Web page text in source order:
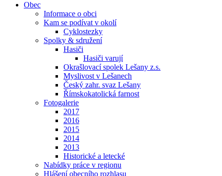
Obec
Informace o obci
Kam se podívat v okolí
Cyklostezky
Spolky & sdružení
Hasiči
Hasiči varují
Okrašlovací spolek Lešany z.s.
Myslivost v Lešanech
Český zahr. svaz Lešany
Římskokatolická farnost
Fotogalerie
2017
2016
2015
2014
2013
Historické a letecké
Nabídky práce v regionu
Hlášení obecního rozhlasu